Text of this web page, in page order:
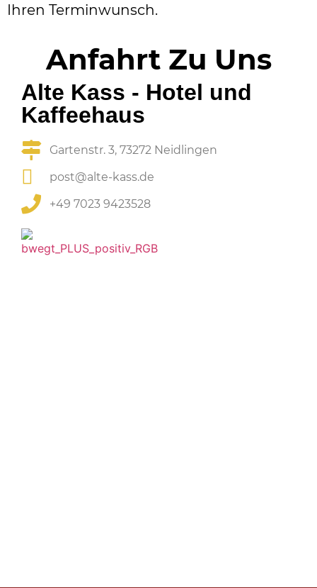
Ihren Terminwunsch.
Anfahrt Zu Uns
Alte Kass - Hotel und
Kaffeehaus
Gartenstr. 3, 73272 Neidlingen
post@alte-kass.de
+49 7023 9423528